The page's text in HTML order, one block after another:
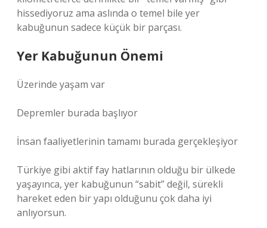
hissediyoruz ama aslında o temel bile yer
kabuğunun sadece küçük bir parçası.
Yer Kabuğunun Önemi
Üzerinde yaşam var
Depremler burada başlıyor
İnsan faaliyetlerinin tamamı burada gerçekleşiyor
Türkiye gibi aktif fay hatlarının olduğu bir ülkede
yaşayınca, yer kabuğunun “sabit” değil, sürekli
hareket eden bir yapı olduğunu çok daha iyi
anlıyorsun.